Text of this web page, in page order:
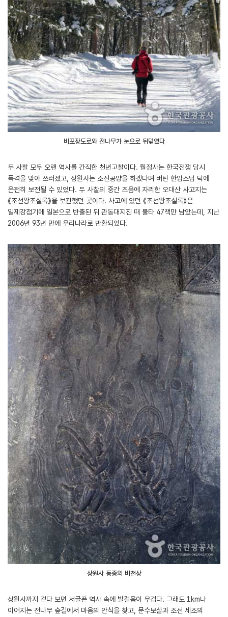
비포장도로와 전나무가 눈으로 뒤덮였다
두 사찰 모두 오랜 역사를 간직한 천년고찰이다. 월정사는 한국전쟁 당시
폭격을 맞아 쓰러졌고, 상원사는 소신공양을 하겠다며 버틴 한암스님 덕에
온전히 보전될 수 있었다. 두 사찰의 중간 즈음에 자리한 오대산 사고지는
《조선왕조실록》을 보관했던 곳이다. 사고에 있던 《조선왕조실록》은
일제강점기에 일본으로 반출된 뒤 관동대지진 때 불타 47책만 남았는데, 지난
2006년 93년 만에 우리나라로 반환되었다.
상원사 동종의 비천상
상원사까지 걷다 보면 서글픈 역사 속에 발걸음이 무겁다. 그래도 1km나
이어지는 전나무 숲길에서 마음의 안식을 찾고, 문수보살과 조선 세조의